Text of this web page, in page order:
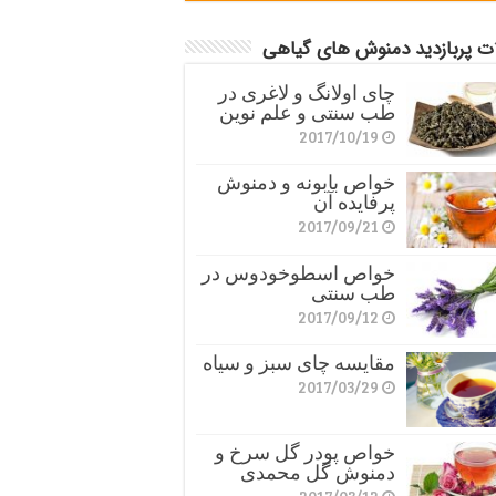
پربازدید دمنوش های گیاهی
چای اولانگ و لاغری در
طب سنتی و علم نوین
2017/10/19
خواص بابونه و دمنوش
پرفایده آن
2017/09/21
خواص اسطوخودوس در
طب سنتی
2017/09/12
مقایسه چای سبز و سیاه
2017/03/29
خواص پودر گل سرخ و
دمنوش گل محمدی